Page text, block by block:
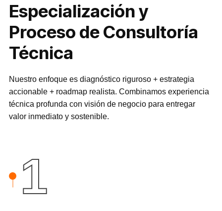
Especialización y
Proceso de Consultoría
Técnica
Nuestro enfoque es diagnóstico riguroso + estrategia
accionable + roadmap realista. Combinamos experiencia
técnica profunda con visión de negocio para entregar
valor inmediato y sostenible.
1